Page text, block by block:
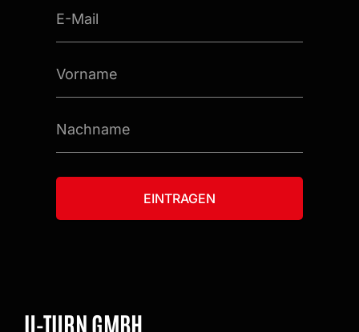
Mail
EINTRAGEN
Alternative:
U-TURN GMBH